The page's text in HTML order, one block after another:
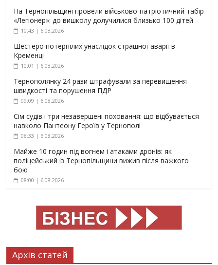
На Тернопільщині провели військово-патріотичний табір
«Легіонер»: до вишколу долучилися близько 100 дітей
10:43 | 6.08.2026
Шестеро потерпілих унаслідок страшної аварії в
Кременці
10:01 | 6.08.2026
Тернополянку 24 рази штрафували за перевищення
швидкості та порушення ПДР
09:09 | 6.08.2026
Сім судів і три незавершені поховання: що відбувається
навколо Пантеону Героїв у Тернополі
08:33 | 6.08.2026
Майже 10 годин під вогнем і атаками дронів: як
поліцейський із Тернопільщини вижив після важкого
бою
08:00 | 6.08.2026
Архів статей